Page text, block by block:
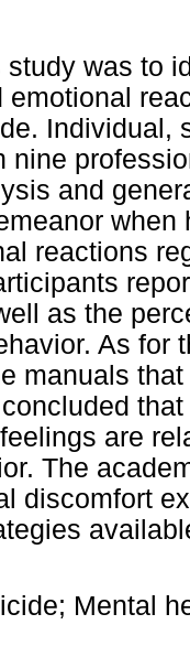
was to
emotional
Individual,
nine
and
reactions
as the
As for
manuals
are
The
discomfort
Mental